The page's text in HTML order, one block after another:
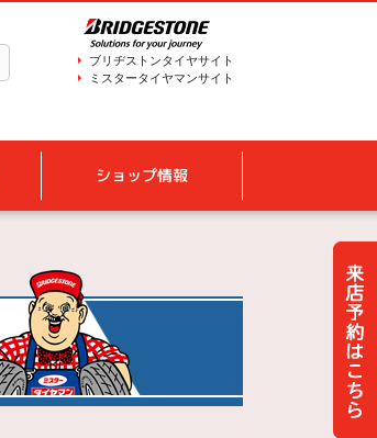
ブリヂストンタイヤサイト
ミスタータイヤマンサイト
ショップ情報